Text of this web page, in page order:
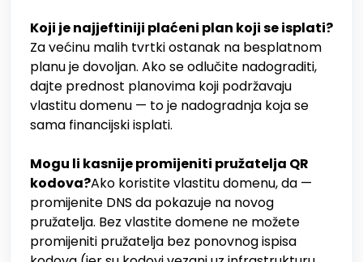
Koji je najjeftiniji plaćeni plan koji se isplati?
Za većinu malih tvrtki ostanak na besplatnom
planu je dovoljan. Ako se odlučite nadograditi,
dajte prednost planovima koji podržavaju
vlastitu domenu — to je nadogradnja koja se
sama financijski isplati.
Mogu li kasnije promijeniti pružatelja QR
kodova?Ako koristite vlastitu domenu, da —
promijenite DNS da pokazuje na novog
pružatelja. Bez vlastite domene ne možete
promijeniti pružatelja bez ponovnog ispisa